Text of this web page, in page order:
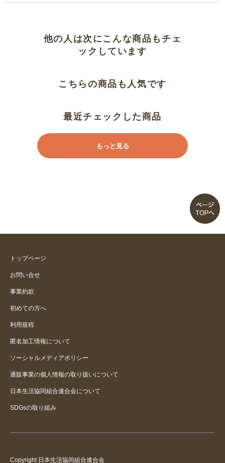
他の人は次にこんな商品もチェ
ックしています
こちらの商品も人気です
最近チェックした商品
もっと見る
トップページ
お問い合せ
事業約款
初めての方へ
利用規程
匿名加工情報について
ソーシャルメディアポリシー
通販事業の個人情報の取り扱いについて
日本生活協同組合連合会について
SDGsの取り組み
Copyright 日本生活協同組合連合会